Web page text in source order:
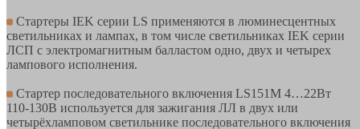
Стартеры IEK серии LS применяются в люминесцентных
светильниках и лампах, в том числе светильниках IEK серии
ЛСП с электромагнитным балластом одно, двух и четырех
лампового исполнения.
Стартер последовательного включения LS151M 4…22Вт
110-130В используется для зажигания ЛЛ в двух или
четырёхламповом светильнике последовательного включения